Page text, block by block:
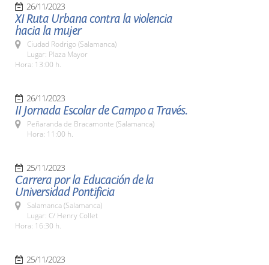
26/11/2023
XI Ruta Urbana contra la violencia
hacia la mujer
Ciudad Rodrigo (Salamanca)
Lugar: Plaza Mayor
Hora: 13:00 h.
26/11/2023
II Jornada Escolar de Campo a Través.
Peñaranda de Bracamonte (Salamanca)
Hora: 11:00 h.
25/11/2023
Carrera por la Educación de la
Universidad Pontificia
Salamanca (Salamanca)
Lugar: C/ Henry Collet
Hora: 16:30 h.
25/11/2023